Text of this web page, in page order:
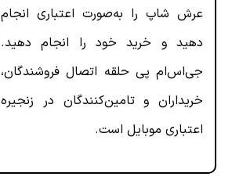
عرش شاپ را به‌صورت اعتباری انجام
دهید و خرید خود را انجام دهید.
جی‌اس‌ام پی حلقه‌ اتصال فروشندگان،
خریداران و تامین‌کنندگان در زنجیره‌
اعتباری موبایل است.